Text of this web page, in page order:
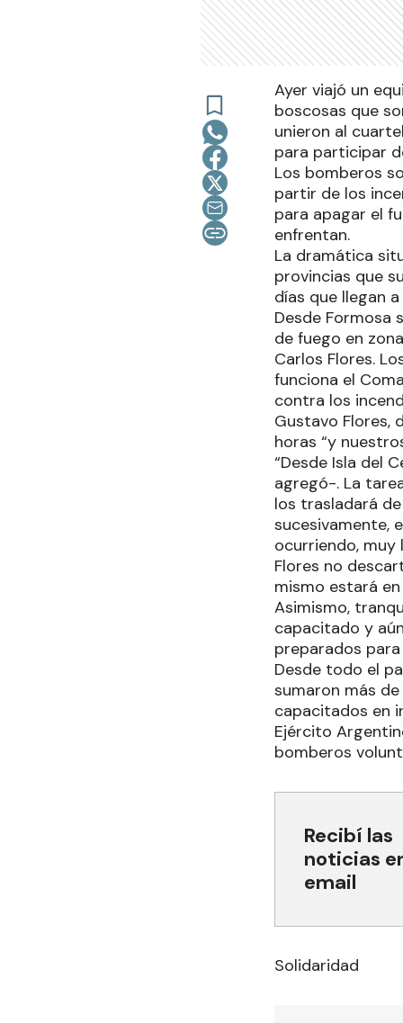
Ayer viajó un
boscosas que
unieron al
para participar
Los bomberos
partir de los
para apagar el
enfrentan.
La dramática
provincias que
días que llegan
Desde Formosa
de fuego en
Carlos Flores.
funciona el
contra los
Gustavo Flores,
horas “y
“Desde Isla del
agregó-. La
los trasladará
sucesivamente,
ocurriendo, muy
Flores no
mismo estará
Asimismo,
capacitado y
preparados
Desde todo el
sumaron más
capacitados en
Ejército
bomberos
Recibí las
noticias
email
Solidaridad